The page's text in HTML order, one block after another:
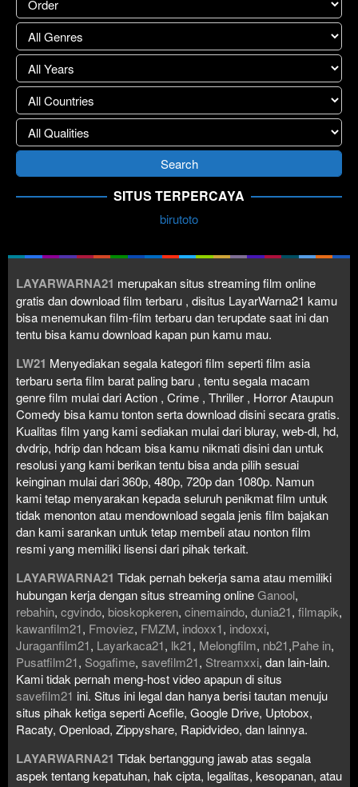
SITUS TERPERCAYA
birutoto
LAYARWARNA21 merupakan situs streaming film online
gratis dan download film terbaru , disitus LayarWarna21 kamu
bisa menemukan film-film terbaru dan terupdate saat ini dan
tentu bisa kamu download kapan pun kamu mau.
LW21 Menyediakan segala kategori film seperti film asia
terbaru serta film barat paling baru , tentu segala macam
genre film mulai dari Action , Crime , Thriller , Horror Ataupun
Comedy bisa kamu tonton serta download disini secara gratis.
Kualitas film yang kami sediakan mulai dari bluray, web-dl, hd,
dvdrip, hdrip dan hdcam bisa kamu nikmati disini dan untuk
resolusi yang kami berikan tentu bisa anda pilih sesuai
keinginan mulai dari 360p, 480p, 720p dan 1080p. Namun
kami tetap menyarakan kepada seluruh penikmat film untuk
tidak menonton atau mendownload segala jenis film bajakan
dan kami sarankan untuk tetap membeli atau nonton film
resmi yang memiliki lisensi dari pihak terkait.
LAYARWARNA21 Tidak pernah bekerja sama atau memiliki
hubungan kerja dengan situs streaming onlineGanool,
rebahin, cgvindo, bioskopkeren, cinemaindo, dunia21, filmapik,
kawanfilm21, Fmoviez, FMZM, indoxx1, indoxxi,
Juraganfilm21, Layarkaca21, lk21, Melongfilm, nb21,Pahe in,
Pusatfilm21, Sogafime, savefilm21, Streamxxi, dan lain-lain.
Kami tidak pernah meng-host video apapun di situs
savefilm21 ini. Situs ini legal dan hanya berisi tautan menuju
situs pihak ketiga seperti Acefile, Google Drive, Uptobox,
Racaty, Openload, Zippyshare, Rapidvideo, dan lainnya.
LAYARWARNA21 Tidak bertanggung jawab atas segala
aspek tentang kepatuhan, hak cipta, legalitas, kesopanan, atau